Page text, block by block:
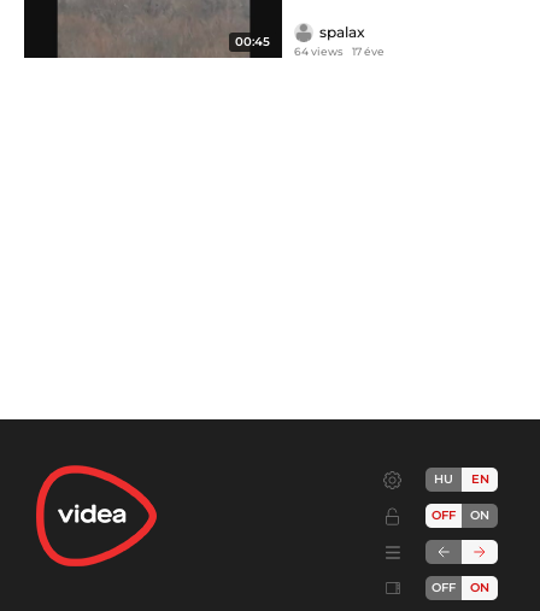
00:45
spalax
64 views 17 éve
HU EN
OFF ON
OFF ON